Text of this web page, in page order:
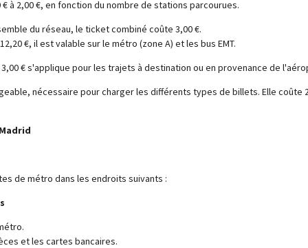
à 2,00 €, en fonction du nombre de stations parcourues.
du réseau, le ticket combiné coûte 3,00 €.
€, il est valable sur le métro (zone A) et les bus EMT.
€ s'applique pour les trajets à destination ou en provenance de
nécessaire pour charger les différents types de billets. Elle
de métro dans les endroits suivants :
et les cartes bancaires.